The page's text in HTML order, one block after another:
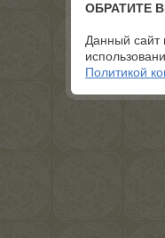
ОБРАТИТЕ
Данный сайт
Политикой